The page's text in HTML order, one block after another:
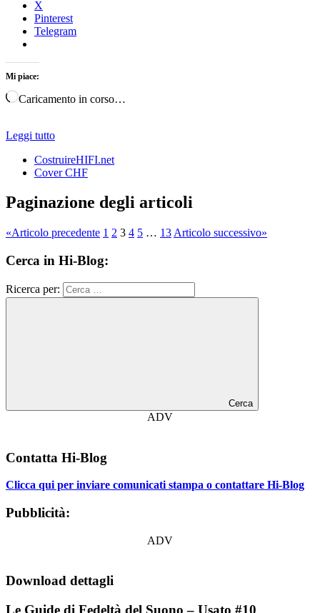
X
Pinterest
Telegram
Mi piace:
Caricamento in corso…
Leggi tutto
CostruireHIFI.net
Cover CHF
Paginazione degli articoli
«Articolo precedente 1 2 3 4 5 … 13 Articolo successivo»
Cerca in Hi-Blog:
Ricerca per:
Cerca
ADV
Contatta Hi-Blog
Clicca qui per inviare comunicati stampa o contattare Hi-Blog
Pubblicità:
ADV
Download dettagli
Le Guide di Fedeltà del Suono – Usato #10